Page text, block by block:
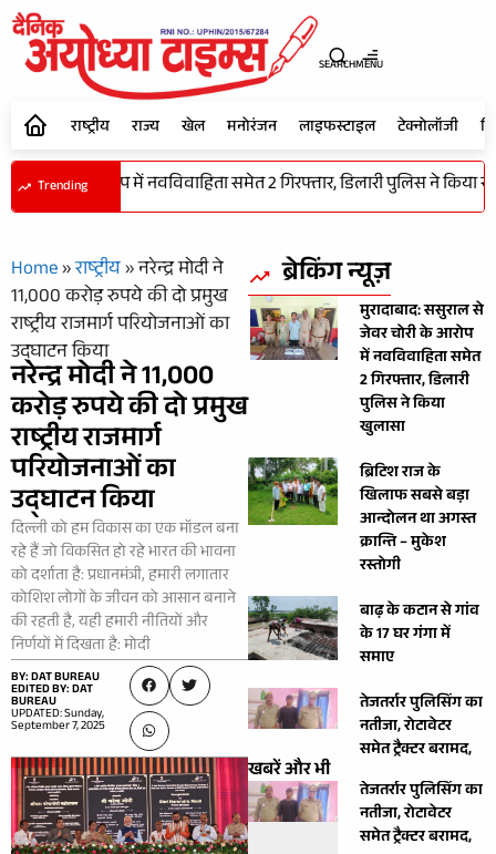
SEARCHMENU
राष्ट्रीय राज्य खेल मनोरंजन लाइफस्टाइल टेक्नोलॉजी
Trending
चोरी के आरोप में नवविवाहिता समेत 2 गिरफ्तार, डिलारी पुलिस ने किया
Home»राष्ट्रीय»नरेन्द्र मोदी ने
11,000 करोड़ रुपये की दो प्रमुख
राष्ट्रीय राजमार्ग परियोजनाओं का
उद्घाटन किया
नरेन्द्र मोदी ने 11,000
करोड़ रुपये की दो प्रमुख
राष्ट्रीय राजमार्ग
परियोजनाओं का
उद्घाटन किया
दिल्ली को हम विकास का एक मॉडल बना
रहे हैं जो विकसित हो रहे भारत की भावना
को दर्शाता है: प्रधानमंत्री, हमारी लगातार
कोशिश लोगों के जीवन को आसान बनाने
की रहती है, यही हमारी नीतियों और
निर्णयों में दिखता है: मोदी
BY: DAT BUREAU
EDITED BY: DAT
BUREAU
UPDATED: Sunday,
September 7, 2025
ब्रेकिंग न्यूज़
मुरादाबाद: ससुराल से
जेवर चोरी के आरोप
में नवविवाहिता समेत
2 गिरफ्तार, डिलारी
पुलिस ने किया
खुलासा
ब्रिटिश राज के
खिलाफ सबसे बड़ा
आन्दोलन था अगस्त
क्रान्ति – मुकेश
रस्तोगी
बाढ़ के कटान से गांव
के 17 घर गंगा में
समाए
तेजतर्रार पुलिसिंग का
नतीजा, रोटावेटर
समेत ट्रैक्टर बरामद,
खबरें और भी
तेजतर्रार पुलिसिंग का
नतीजा, रोटावेटर
समेत ट्रैक्टर बरामद,